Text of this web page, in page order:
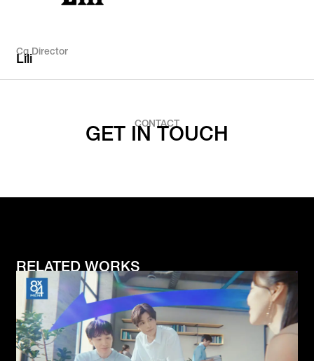
Cg Director
Lili
CONTACT
GET IN TOUCH
RELATED WORKS